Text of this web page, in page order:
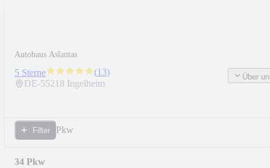
Autohaus Aslantas
5 Sterne (13)
DE-55218 Ingelheim
Über
Filter Pkw
34 Pkw